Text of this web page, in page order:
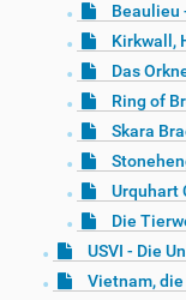
Beaulieu
Kirkwall,
Das
Ring of
Skara
Urquhart
Die
USVI - Die
Vietnam,